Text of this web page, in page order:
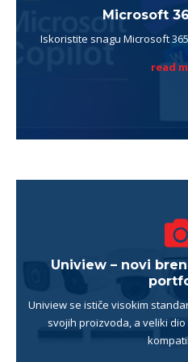
Microsoft
Iskoristite snagu Microsoft
read
Uniview – novi
Uniview se ističe visokim
svojih proizvoda, a veliki